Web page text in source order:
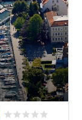
Valutato0